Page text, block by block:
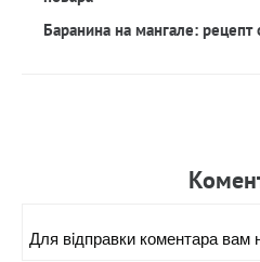
Баранина на мангале:
Для вiдправки коментара вам